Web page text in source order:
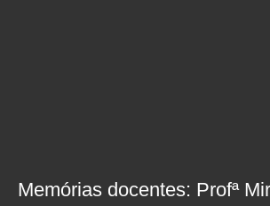
Memórias docentes: Profª